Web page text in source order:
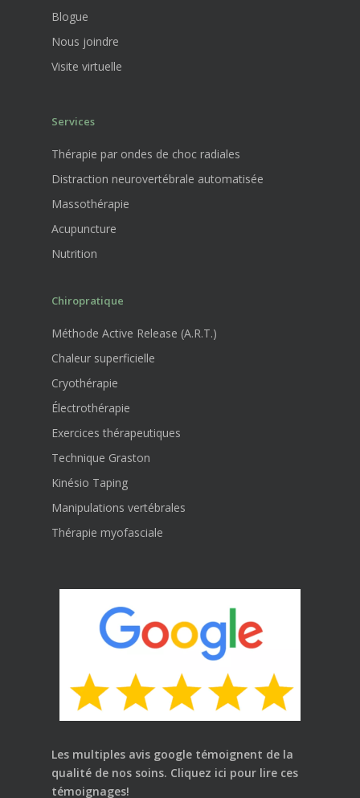
Blogue
Nous joindre
Visite virtuelle
Services
Thérapie par ondes de choc radiales
Distraction neurovertébrale automatisée
Massothérapie
Acupuncture
Nutrition
Chiropratique
Méthode Active Release (A.R.T.)
Chaleur superficielle
Cryothérapie
Électrothérapie
Exercices thérapeutiques
Technique Graston
Kinésio Taping
Manipulations vertébrales
Thérapie myofasciale
Les multiples avis google témoignent de la
qualité de nos soins. Cliquez ici pour lire ces
témoignages!